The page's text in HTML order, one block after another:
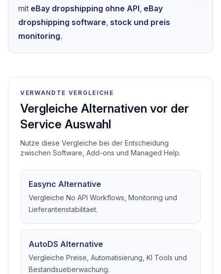
mit eBay dropshipping ohne API eBay
dropshipping software stock und preis
monitoring.
VERWANDTE VERGLEICHE
Vergleiche Alternativen vor der
Service Auswahl
Nutze diese Vergleiche bei der Entscheidung
zwischen Software, Add-ons und Managed Help.
Easync Alternative
Vergleiche No API Workflows, Monitoring und
Lieferantenstabilitaet.
AutoDS Alternative
Vergleiche Preise, Automatisierung, KI Tools und
Bestandsueberwachung.